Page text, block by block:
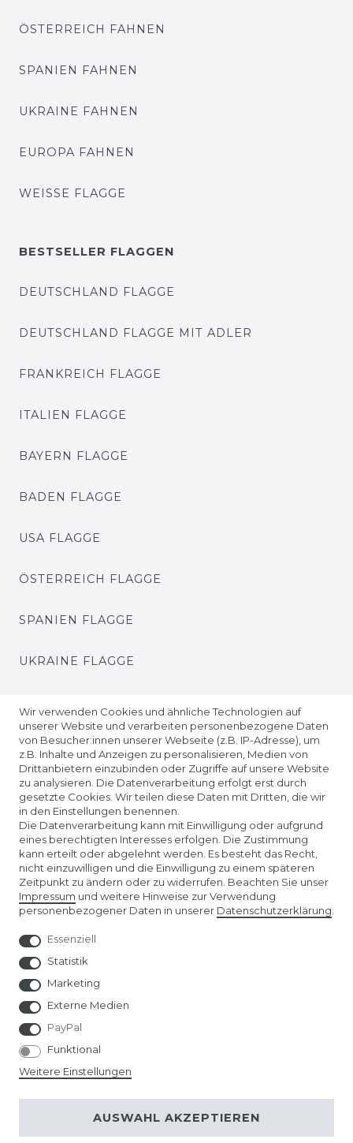
ÖSTERREICH FAHNEN
SPANIEN FAHNEN
UKRAINE FAHNEN
EUROPA FAHNEN
WEISSE FLAGGE
BESTSELLER FLAGGEN
DEUTSCHLAND FLAGGE
DEUTSCHLAND FLAGGE MIT ADLER
FRANKREICH FLAGGE
ITALIEN FLAGGE
BAYERN FLAGGE
BADEN FLAGGE
USA FLAGGE
ÖSTERREICH FLAGGE
SPANIEN FLAGGE
UKRAINE FLAGGE
Unser Affiliate-Programm bei ADCELL
Wir verwenden Cookies und ähnliche Technologien auf
unserer Website und verarbeiten personenbezogene Daten
von Besucher:innen unserer Webseite (z.B. IP-Adresse), um
z.B. Inhalte und Anzeigen zu personalisieren, Medien von
Drittanbietern einzubinden oder Zugriffe auf unsere Website
zu analysieren. Die Datenverarbeitung erfolgt erst durch
gesetzte Cookies. Wir teilen diese Daten mit Dritten, die wir
in den Einstellungen benennen.
Die Datenverarbeitung kann mit Einwilligung oder aufgrund
eines berechtigten Interesses erfolgen. Die Zustimmung
kann erteilt oder abgelehnt werden. Es besteht das Recht,
nicht einzuwilligen und die Einwilligung zu einem späteren
Zeitpunkt zu ändern oder zu widerrufen. Beachten Sie unser
Impressum und weitere Hinweise zur Verwendung
personenbezogener Daten in unserer Daten­schutz­erklärung
Essenziell
Statistik
Marketing
Externe Medien
PayPal
Funktional
Weitere Einstellungen
AUSWAHL AKZEPTIEREN